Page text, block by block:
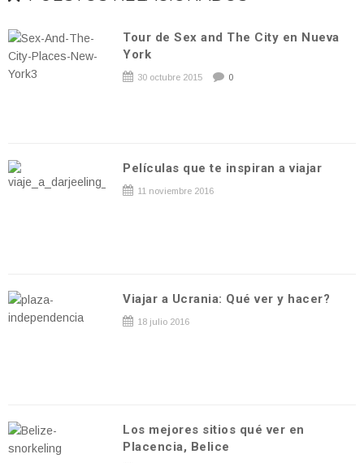
Tour de Sex and The City en Nueva
York
30 octubre 2015 0
Películas que te inspiran a viajar
11 noviembre 2016
Viajar a Ucrania: Qué ver y hacer?
18 julio 2016
Los mejores sitios qué ver en
Placencia, Belice